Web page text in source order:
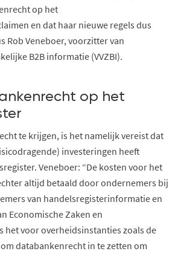
op het
en dat haar nieuwe regels dus
Rob Veneboer, voorzitter van
B2B informatie (VVZBI).
op het
te krijgen, is het namelijk vereist dat
) investeringen heeft
Veneboer: “De kosten voor het
altijd betaald doorondernemers bij
van handelsregisterinformatie en
Economische Zaken en
het voor overheidsinstanties zoals de
om databankenrecht in tezetten om